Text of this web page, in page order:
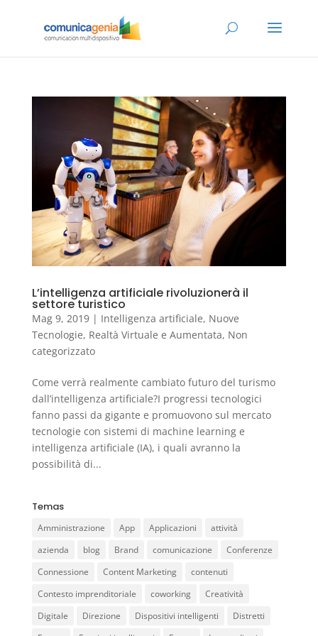
L’intelligenza artificiale rivoluzionerà il
settore turistico
Mag 9, 2019| Intelligenza artificiale, Nuove
Tecnologie, Realtà Virtuale e Aumentata, Non
categorizzato
Come verrà realmente cambiato futuro del turismo
dall’intelligenza artificiale?I progressi tecnologici
fanno passi da gigante e promuovono sul mercato
tecnologie con sistemi di machine learning e
intelligenza artificiale (IA), i quali avranno la
possibilità di...
Temas
Amministrazione App Applicazioni
attività
azienda
blog Brand comunicazione
Conferenze
Connessione
Content Marketing
contenuti
Contesto imprenditoriale
coworking
Creatività
Digitale
Direzione Dispositivi intelligenti
Distretti